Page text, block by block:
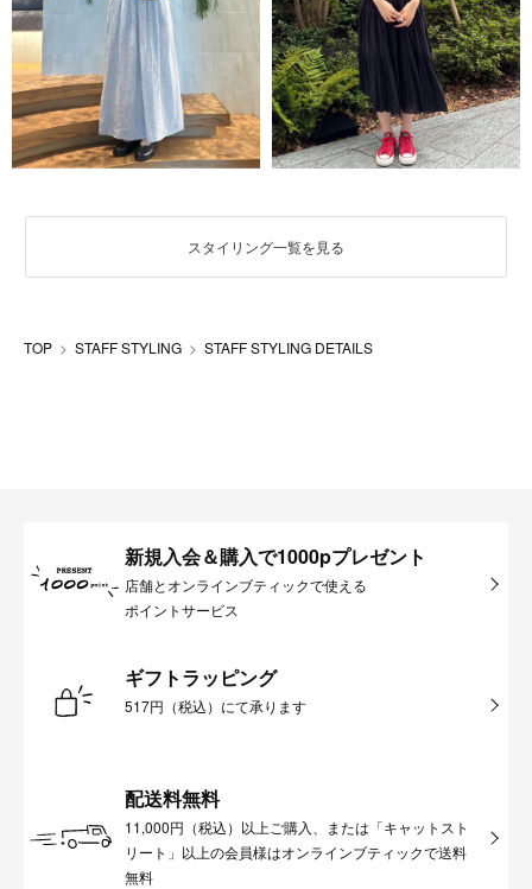
スタイリング一覧を見る
TOP STAFF STYLING STAFF STYLING DETAILS
新規入会＆購入で1000pプレゼント
店舗とオンラインブティックで使える
ポイントサービス
ギフトラッピング
517円（税込）にて承ります
配送料無料
11,000円（税込）以上ご購入、または「キャットスト
リート」以上の会員様はオンラインブティックで送料
無料